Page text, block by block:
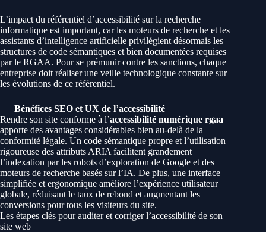
L’impact du référentiel d’accessibilité sur la recherche
informatique est important, car les moteurs de recherche et les
assistants d’intelligence artificielle privilégient désormais les
structures de code sémantiques et bien documentées requises
par le RGAA. Pour se prémunir contre les sanctions, chaque
entreprise doit réaliser une veille technologique constante sur
les évolutions de ce référentiel.
Bénéfices SEO et UX de l’accessibilité
Rendre son site conforme à l’accessibilité numérique rgaa
apporte des avantages considérables bien au-delà de la
conformité légale. Un code sémantique propre et l’utilisation
rigoureuse des attributs ARIA facilitent grandement
l’indexation par les robots d’exploration de Google et des
moteurs de recherche basés sur l’IA. De plus, une interface
simplifiée et ergonomique améliore l’expérience utilisateur
globale, réduisant le taux de rebond et augmentant les
conversions pour tous les visiteurs du site.
Les étapes clés pour auditer et corriger l’accessibilité de son
site web